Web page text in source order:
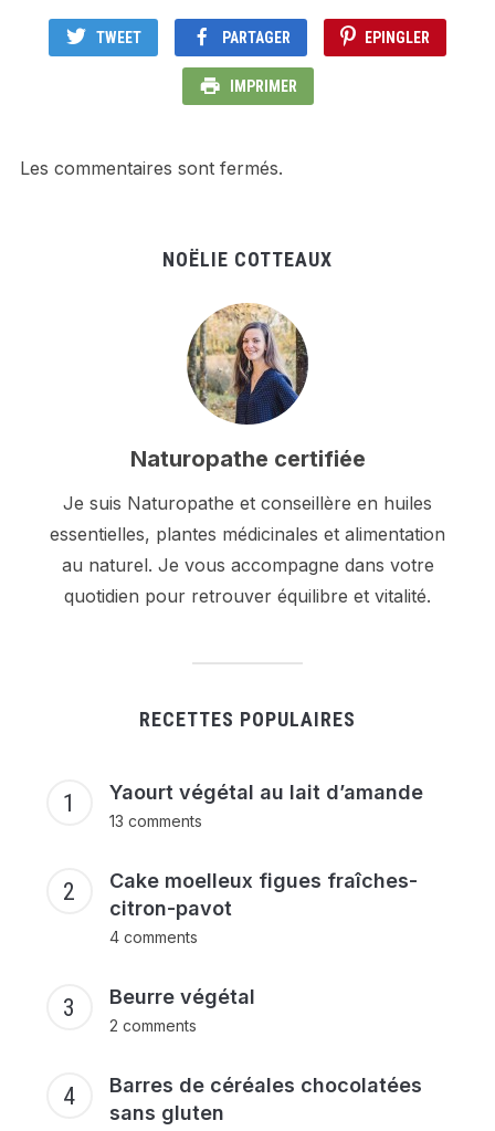
TWEET PARTAGER EPINGLER
IMPRIMER
Les commentaires sont fermés.
NOËLIE COTTEAUX
Naturopathe certifiée
Je suis Naturopathe et conseillère en huiles
essentielles, plantes médicinales et alimentation
au naturel. Je vous accompagne dans votre
quotidien pour retrouver équilibre et vitalité.
RECETTES POPULAIRES
Yaourt végétal au lait d’amande
13 comments
Cake moelleux figues fraîches-
citron-pavot
4 comments
Beurre végétal
2 comments
Barres de céréales chocolatées
sans gluten